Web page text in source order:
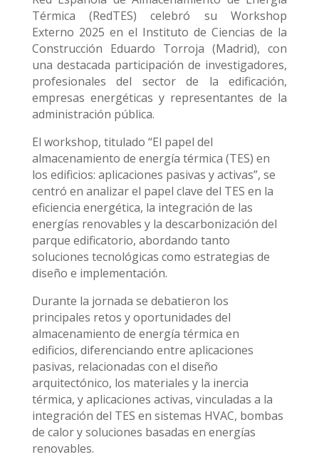
Térmica (RedTES) celebró su Workshop
Externo 2025 en el Instituto de Ciencias de la
Construcción Eduardo Torroja (Madrid), con
una destacada participación de investigadores,
profesionales del sector de la edificación,
empresas energéticas y representantes de la
administración pública.
El workshop, titulado “El papel del
almacenamiento de energía térmica (TES) en
los edificios: aplicaciones pasivas y activas”, se
centró en analizar el papel clave del TES en la
eficiencia energética, la integración de las
energías renovables y la descarbonización del
parque edificatorio, abordando tanto
soluciones tecnológicas como estrategias de
diseño e implementación.
Durante la jornada se debatieron los
principales retos y oportunidades del
almacenamiento de energía térmica en
edificios, diferenciando entre aplicaciones
pasivas, relacionadas con el diseño
arquitectónico, los materiales y la inercia
térmica, y aplicaciones activas, vinculadas a la
integración del TES en sistemas HVAC, bombas
de calor y soluciones basadas en energías
renovables.